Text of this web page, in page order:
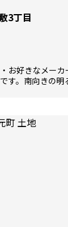
3丁目
・お好きなメー
す。南向きの